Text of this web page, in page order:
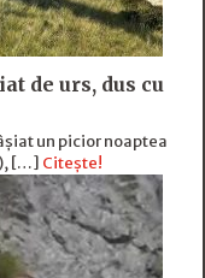
de urs, dus cu
un picior noaptea
[…] Citește!